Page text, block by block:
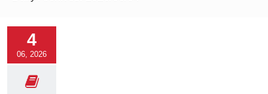
4
06, 2026